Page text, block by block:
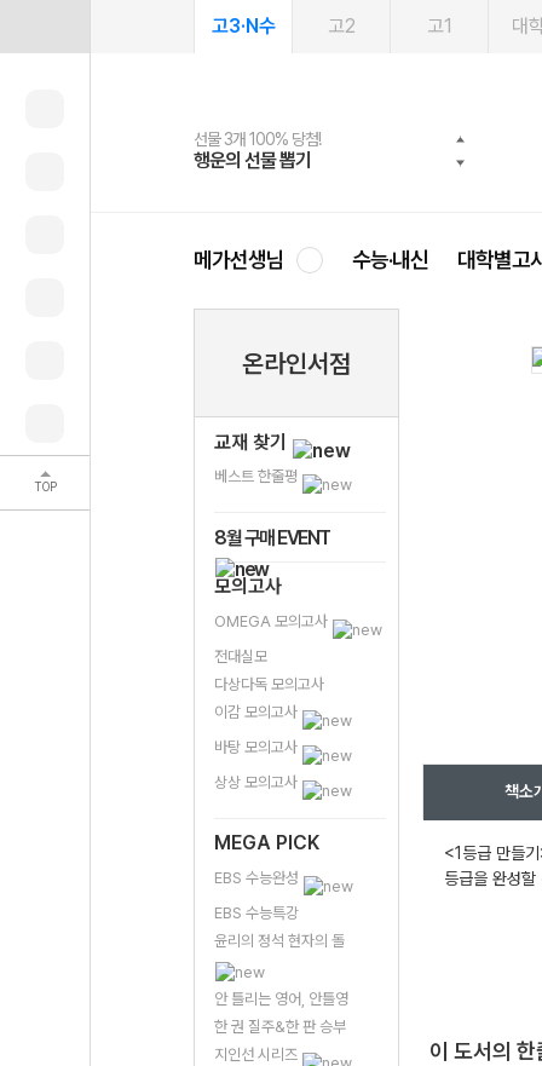
TOP
고3·N수 고2 고1 대
선물 3개 100% 당첨!
행운의 선물 뽑기
선물 100% 증정!
메가스터디 X 올리브
여름방학 스터디 캐시백
메가런 썸머스쿨
2027 러셀 단과
강사 공개선발
스마트러닝앱
설문 EVENT
메가패스
3일 무료 체험권
메가패스 수강생 무료혜택!
메가클럽 멤버십
사회공헌 캠페인
희망이룸 메가나눔
메가선생님 수능·내신 대학별고
온라인서점
교재 찾기
베스트 한줄평
8월 구매 EVENT
모의고사
OMEGA 모의고사
전대실모
다상다독 모의고사
이감 모의고사
바탕 모의고사
상상 모의고사
MEGA PICK
EBS 수능완성
EBS 수능특강
윤리의 정석 현자의 돌
안 틀리는 영어, 안틀영
한 권 질주&한 판 승부
지인선 시리즈
책소
<1등급 만들
등급을 완성
이 도서의 한